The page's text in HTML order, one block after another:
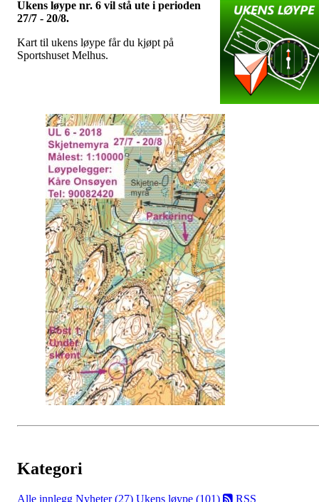
Ukens løype nr. 6 vil stå ute i perioden
27/7 - 20/8.
Kart til ukens løype får du kjøpt på
Sportshuset Melhus.
Kategori
Alle innlegg Nyheter (27) Ukens løype (101) RSS